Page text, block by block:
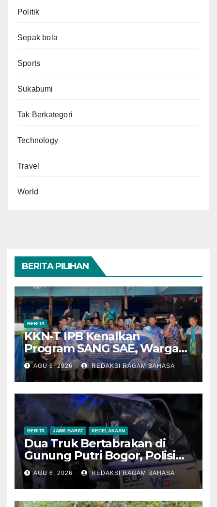
Politik
Sepak bola
Sports
Sukabumi
Tak Berkategori
Technology
Travel
World
BERITA PILIHAN
BERITA
KKN-T IPB Kenalkan
Program SANG SAE, Warga
Desa Sangrawayang Diajak
Ubah Sampah Jadi Bernilai
Ekonomi
AGU 6, 2026 REDAKSI RAGAM BAHASA
BERITA JAWA BARAT KECELAKAAN
Dua Truk Bertabrakan di
Gunung Putri Bogor, Polisi
Imbau Pengemudi
Tingkatkan Kewaspadaan
AGU 6, 2026 REDAKSI RAGAM BAHASA